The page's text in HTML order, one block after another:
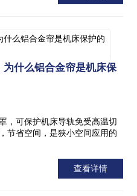
什么铝合金帘是机床保
，可保护机床导轨免受高温切
节省空间，是狭小空间应用的
查看详情